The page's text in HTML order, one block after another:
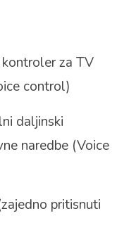
za TV
control)
daljinski
naredbe (Voice
pritisnuti